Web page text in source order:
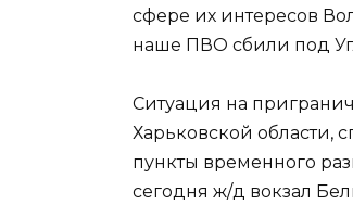
сфере их интересов
наше ПВО сбили под
Ситуация на
Харьковской области,
пункты временного
сегодня ж/д вокзал